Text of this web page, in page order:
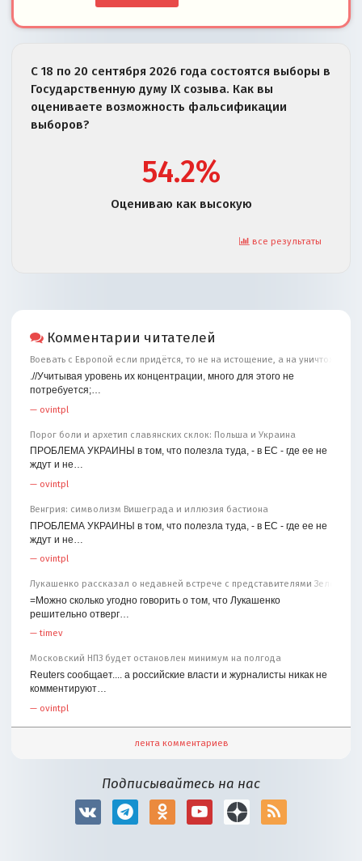
С 18 по 20 сентября 2026 года состоятся выборы в
Государственную думу IX созыва. Как вы
оцениваете возможность фальсификации
выборов?
54.2%
Оцениваю как высокую
все результаты
Комментарии читателей
Воевать с Европой если придётся, то не на истощение, а на уничтожение
.//Учитывая уровень их концентрации, много для этого не
потребуется;…
— ovintpl
Порог боли и архетип славянских склок: Польша и Украина
ПРОБЛЕМА УКРАИНЫ в том, что полезла туда, - в ЕС - где ее не
ждут и не…
— ovintpl
Венгрия: символизм Вишеграда и иллюзия бастиона
ПРОБЛЕМА УКРАИНЫ в том, что полезла туда, - в ЕС - где ее не
ждут и не…
— ovintpl
Лукашенко рассказал о недавней встрече с представителями
=Можно сколько угодно говорить о том, что Лукашенко
решительно отверг…
—timev
Московский НПЗ будет остановлен минимум на полгода
Reuters сообщает.... а российские власти и журналисты никак не
комментируют…
— ovintpl
лента комментариев
Подписывайтесь на нас